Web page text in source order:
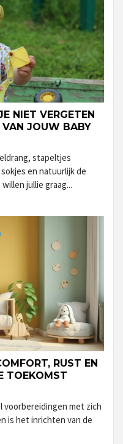
NIET VERGETEN
VAN JOUW BABY
stapeltjes
en natuurlijk de
jullie graag...
RUST EN
TOEKOMST
voorbereidingen met zich
is het inrichten van de